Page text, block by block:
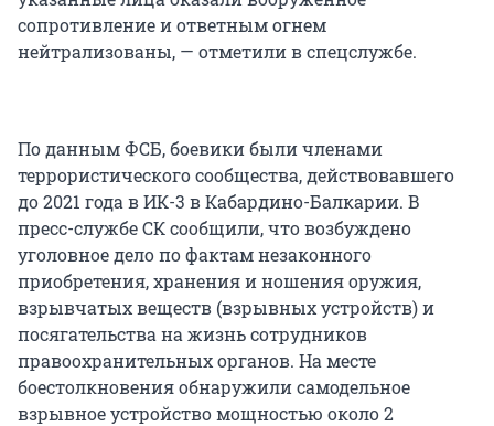
сопротивление и ответным огнем
нейтрализованы, — отметили в спецслужбе.
По данным ФСБ, боевики были членами
террористического сообщества, действовавшего
до 2021 года в ИК-3 в Кабардино-Балкарии. В
пресс-службе СК сообщили, что возбуждено
уголовное дело по фактам незаконного
приобретения, хранения и ношения оружия,
взрывчатых веществ (взрывных устройств) и
посягательства на жизнь сотрудников
правоохранительных органов. На месте
боестолкновения обнаружили самодельное
взрывное устройство мощностью около 2